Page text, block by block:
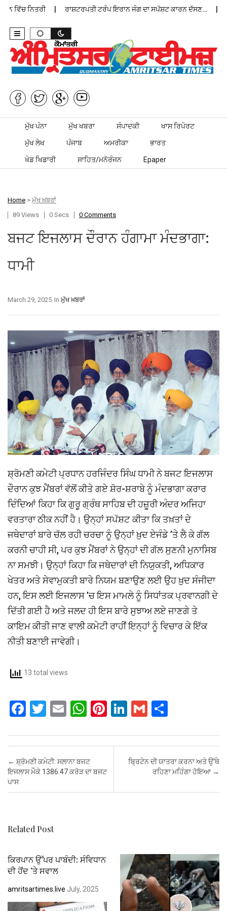
ਵਿੱਚ ਨਿਤਰੀ ਰਾਸ਼ਟਰਪਤੀ ਟਰੰਪ ਇਰਾਨ ਜੰਗ ਦਾ ਸਪੱਸ਼ਟ ਕਾਰਨ ਦੱਸਣ…
Skip to content
ਮੁੱਖ ਪੰਨਾ ਮੁੱਖ ਖਬਰਾ ਸੰਪਾਦਕੀ ਖਾਸ ਰਿਪੋਰਟ
ਮੁੱਖ ਲੇਖ ਪੰਜਾਬ ਅਮਰੀਕਾ ਭਾਰਤ
ਖੇਡ ਖਿਡਾਰੀ ਸਾਹਿਤ/ਮਨੋਰੰਜਨ Epaper
Home > ਮੁੱਖ ਖ਼ਬਰਾਂ
89 Views
0 Secs 0 Comments
ਬਜਟ ਇਜਲਾਸ ਦੌਰਾਨ ਹੰਗਾਮਾ ਮੰਦਭਾਗਾ:
ਧਾਮੀ
In ਮੁੱਖ ਖ਼ਬਰਾਂ
March 29, 2025
ਸ਼੍ਰੋਮਣੀ ਕਮੇਟੀ ਪ੍ਰਧਾਨ ਹਰਜਿੰਦਰ ਸਿੰਘ ਧਾਮੀ ਨੇ ਬਜਟ ਇਜਲਾਸ
ਦੌਰਾਨ ਕੁਝ ਮੈਂਬਰਾਂ ਵੱਲੋਂ ਕੀਤੇ ਗਏ ਸ਼ੋਰ-ਸ਼ਰਾਬੇ ਨੂੰ ਮੰਦਭਾਗਾ ਕਰਾਰ
ਦਿੰਦਿਆਂ ਕਿਹਾ ਕਿ ਗੁਰੂ ਗ੍ਰੰਥ ਸਾਹਿਬ ਦੀ ਹਜ਼ੂਰੀ ਅੰਦਰ ਅਜਿਹਾ
ਵਰਤਾਰਾ ਠੀਕ ਨਹੀਂ ਹੈ। ਉਨ੍ਹਾਂ ਸਪੱਸ਼ਟ ਕੀਤਾ ਕਿ ਤਖ਼ਤਾਂ ਦੇ
ਜਥੇਦਾਰਾਂ ਬਾਰੇ ਚੱਲ ਰਹੀ ਚਰਚਾ ਨੂੰ ਉਨ੍ਹਾਂ ਖ਼ੁਦ ਏਜੰਡੇ ’ਤੇ ਲੈ ਕੇ ਗੱਲ
ਕਰਨੀ ਚਾਹੀ ਸੀ, ਪਰ ਕੁਝ ਮੈਂਬਰਾਂ ਨੇ ਉਨ੍ਹਾਂ ਦੀ ਗੱਲ ਸੁਣਨੀ ਮੁਨਾਸਿਬ
ਨਾ ਸਮਝੀ। ਉਨ੍ਹਾਂ ਕਿਹਾ ਕਿ ਜਥੇਦਾਰਾਂ ਦੀ ਨਿਯੁਕਤੀ, ਅਧਿਕਾਰ
ਖੇਤਰ ਅਤੇ ਸੇਵਾਮੁਕਤੀ ਬਾਰੇ ਨਿਯਮ ਬਣਾਉਣ ਲਈ ਉਹ ਖ਼ੁਦ ਸੰਜੀਦਾ
ਹਨ, ਇਸ ਲਈ ਇਜਲਾਸ ’ਚ ਇਸ ਮਾਮਲੇ ਨੂੰ ਸਿਧਾਂਤਕ ਪ੍ਰਵਾਨਗੀ ਦੇ
ਦਿੱਤੀ ਗਈ ਹੈ ਅਤੇ ਜਲਦ ਹੀ ਇਸ ਬਾਰੇ ਸੁਝਾਅ ਲਏ ਜਾਣਗੇ ਤੇ
ਕਾਇਮ ਕੀਤੀ ਜਾਣ ਵਾਲੀ ਕਮੇਟੀ ਰਾਹੀਂ ਇਨ੍ਹਾਂ ਨੂੰ ਵਿਚਾਰ ਕੇ ਇੱਕ
ਨੀਤੀ ਬਣਾਈ ਜਾਵੇਗੀ।
13 total views
F
ce
b
o
o
T
tt
er
E
ail
W
at
s
A
p
Pi
er
t
Li
ke
dI
G
ail ar
e
Post navigation
← ਸ਼੍ਰੋਮਣੀ ਕਮੇਟੀ: ਸਲਾਨਾ ਬਜਟ
ਇਜਲਾਸ ਮੌਕੇ 1386.47 ਕਰੋੜ ਦਾ ਬਜਟ
ਪਾਸ
ਬ੍ਰਿਟੇਨ ਦੀ ਯਾਤਰਾ ਕਰਨਾ ਅਤੇ ਉੱਥੇ
ਰਹਿਣਾ ਮਹਿੰਗਾ ਹੋਇਆ →
Related Post
ਕਿਰਪਾਨ ਉੱਪਰ ਪਾਬੰਦੀ: ਸੰਵਿਧਾਨ
ਦੀ ਹੋਂਦ ’ਤੇ ਸਵਾਲ
amritsartimes.live July, 2025